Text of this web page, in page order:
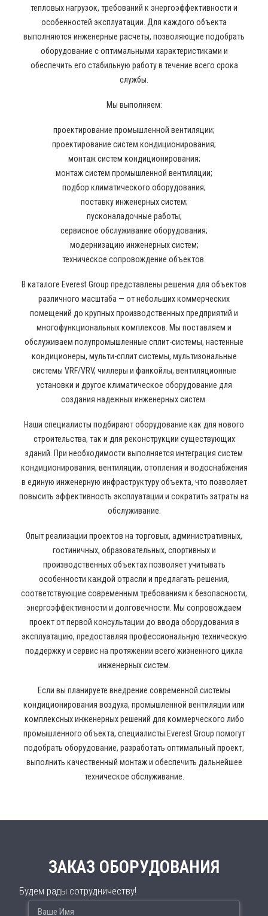
тепловых нагрузок, требований к энергоэффективности и
особенностей эксплуатации. Для каждого объекта
выполняются инженерные расчеты, позволяющие подобрать
оборудование с оптимальными характеристиками и
обеспечить его стабильную работу в течение всего срока
службы.
Мы выполняем:
проектирование промышленной вентиляции;
проектирование систем кондиционирования;
монтаж систем кондиционирования;
монтаж систем промышленной вентиляции;
подбор климатического оборудования;
поставку инженерных систем;
пусконаладочные работы;
сервисное обслуживание оборудования;
модернизацию инженерных систем;
техническое сопровождение объектов.
В каталоге Everest Group представлены решения для объектов
различного масштаба — от небольших коммерческих
помещений до крупных производственных предприятий и
многофункциональных комплексов. Мы поставляем и
обслуживаем полупромышленные сплит-системы, настенные
кондиционеры, мульти-сплит системы, мультизональные
системы VRF/VRV, чиллеры и фанкойлы, вентиляционные
установки и другое климатическое оборудование для
создания надежных инженерных систем.
Наши специалисты подбирают оборудование как для нового
строительства, так и для реконструкции существующих
зданий. При необходимости выполняется интеграция систем
кондиционирования, вентиляции, отопления и водоснабжения
в единую инженерную инфраструктуру объекта, что позволяет
повысить эффективность эксплуатации и сократить затраты на
обслуживание.
Опыт реализации проектов на торговых, административных,
гостиничных, образовательных, спортивных и
производственных объектах позволяет учитывать
особенности каждой отрасли и предлагать решения,
соответствующие современным требованиям к безопасности,
энергоэффективности и долговечности. Мы сопровождаем
проект от первой консультации до ввода оборудования в
эксплуатацию, предоставляя профессиональную техническую
поддержку и сервис на протяжении всего жизненного цикла
инженерных систем.
Если вы планируете внедрение современной системы
кондиционирования воздуха, промышленной вентиляции или
комплексных инженерных решений для коммерческого либо
промышленного объекта, специалисты Everest Group помогут
подобрать оборудование, разработать оптимальный проект,
выполнить качественный монтаж и обеспечить дальнейшее
техническое обслуживание.
ЗАКАЗ ОБОРУДОВАНИЯ
Будем рады сотрудничеству!